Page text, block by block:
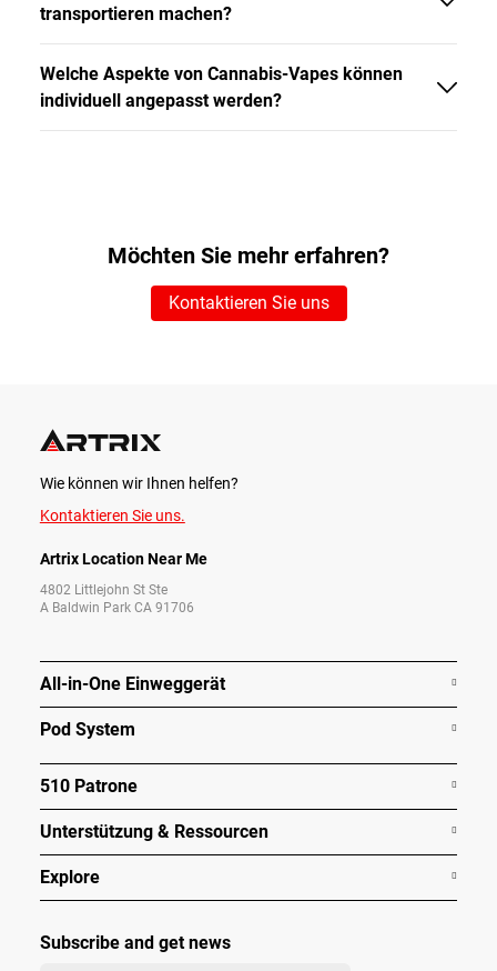
transportieren machen?
Welche Aspekte von Cannabis-Vapes können
individuell angepasst werden?
Möchten Sie mehr erfahren?
Kontaktieren Sie uns
Wie können wir Ihnen helfen?
Kontaktieren Sie uns.
Artrix Location Near Me
4802 Littlejohn St Ste
A Baldwin Park CA 91706
All-in-One Einweggerät
Pod System
510 Patrone
Unterstützung & Ressourcen
Explore
Subscribe and get news